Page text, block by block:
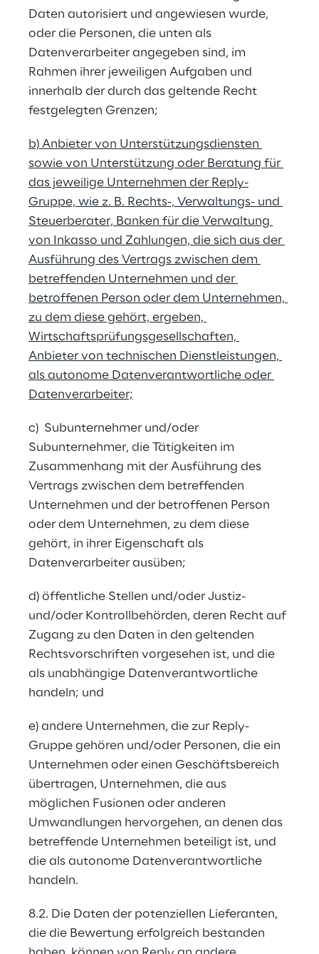
Daten autorisiert und angewiesen wurde,
oder die Personen, die unten als
Datenverarbeiter angegeben sind, im
Rahmen ihrer jeweiligen Aufgaben und
innerhalb der durch das geltende Recht
festgelegten Grenzen;
b) Anbieter von Unterstützungsdiensten
sowie von Unterstützung oder Beratung für
das jeweilige Unternehmen der Reply-
Gruppe, wie z. B. Rechts-, Verwaltungs- und
Steuerberater, Banken für die Verwaltung
von Inkasso und Zahlungen, die sich aus der
Ausführung des Vertrags zwischen dem
betreffenden Unternehmen und der
betroffenen Person oder dem Unternehmen,
zu dem diese gehört, ergeben,
Wirtschaftsprüfungsgesellschaften,
Anbieter von technischen Dienstleistungen,
als autonome Datenverantwortliche oder
Datenverarbeiter;
c)  Subunternehmer und/oder
Subunternehmer, die Tätigkeiten im
Zusammenhang mit der Ausführung des
Vertrags zwischen dem betreffenden
Unternehmen und der betroffenen Person
oder dem Unternehmen, zu dem diese
gehört, in ihrer Eigenschaft als
Datenverarbeiter ausüben;
d) öffentliche Stellen und/oder Justiz-
und/oder Kontrollbehörden, deren Recht auf
Zugang zu den Daten in den geltenden
Rechtsvorschriften vorgesehen ist, und die
als unabhängige Datenverantwortliche
handeln; und
e) andere Unternehmen, die zur Reply-
Gruppe gehören und/oder Personen, die ein
Unternehmen oder einen Geschäftsbereich
übertragen, Unternehmen, die aus
möglichen Fusionen oder anderen
Umwandlungen hervorgehen, an denen das
betreffende Unternehmen beteiligt ist, und
die als autonome Datenverantwortliche
handeln.
8.2. Die Daten der potenziellen Lieferanten,
die die Bewertung erfolgreich bestanden